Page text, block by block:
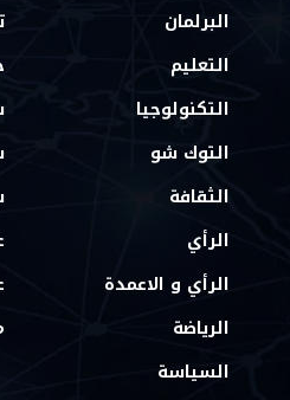
البرلمان
التعليم
التكنولوجيا
التوك شو
الثقافة
الرأي
الرأي و الاعمدة
الرياضة
السياسة